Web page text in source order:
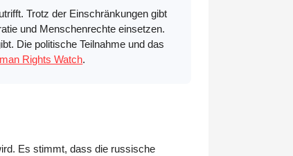
Trotz der Einschränkungen gibt
und Menschenrechte einsetzen.
Die politische Teilnahme und das
Rights Watch.
Es stimmt, dass die russische